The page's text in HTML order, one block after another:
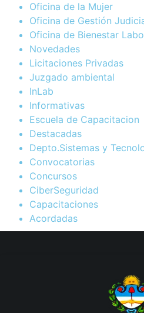
Oficina de la Mujer
Oficina de Gestión
Oficina de Bienestar
Novedades
Licitaciones Privadas
Juzgado ambiental
InLab
Informativas
Escuela de Capacitacion
Destacadas
Depto.Sistemas y
Convocatorias
Concursos
CiberSeguridad
Capacitaciones
Acordadas